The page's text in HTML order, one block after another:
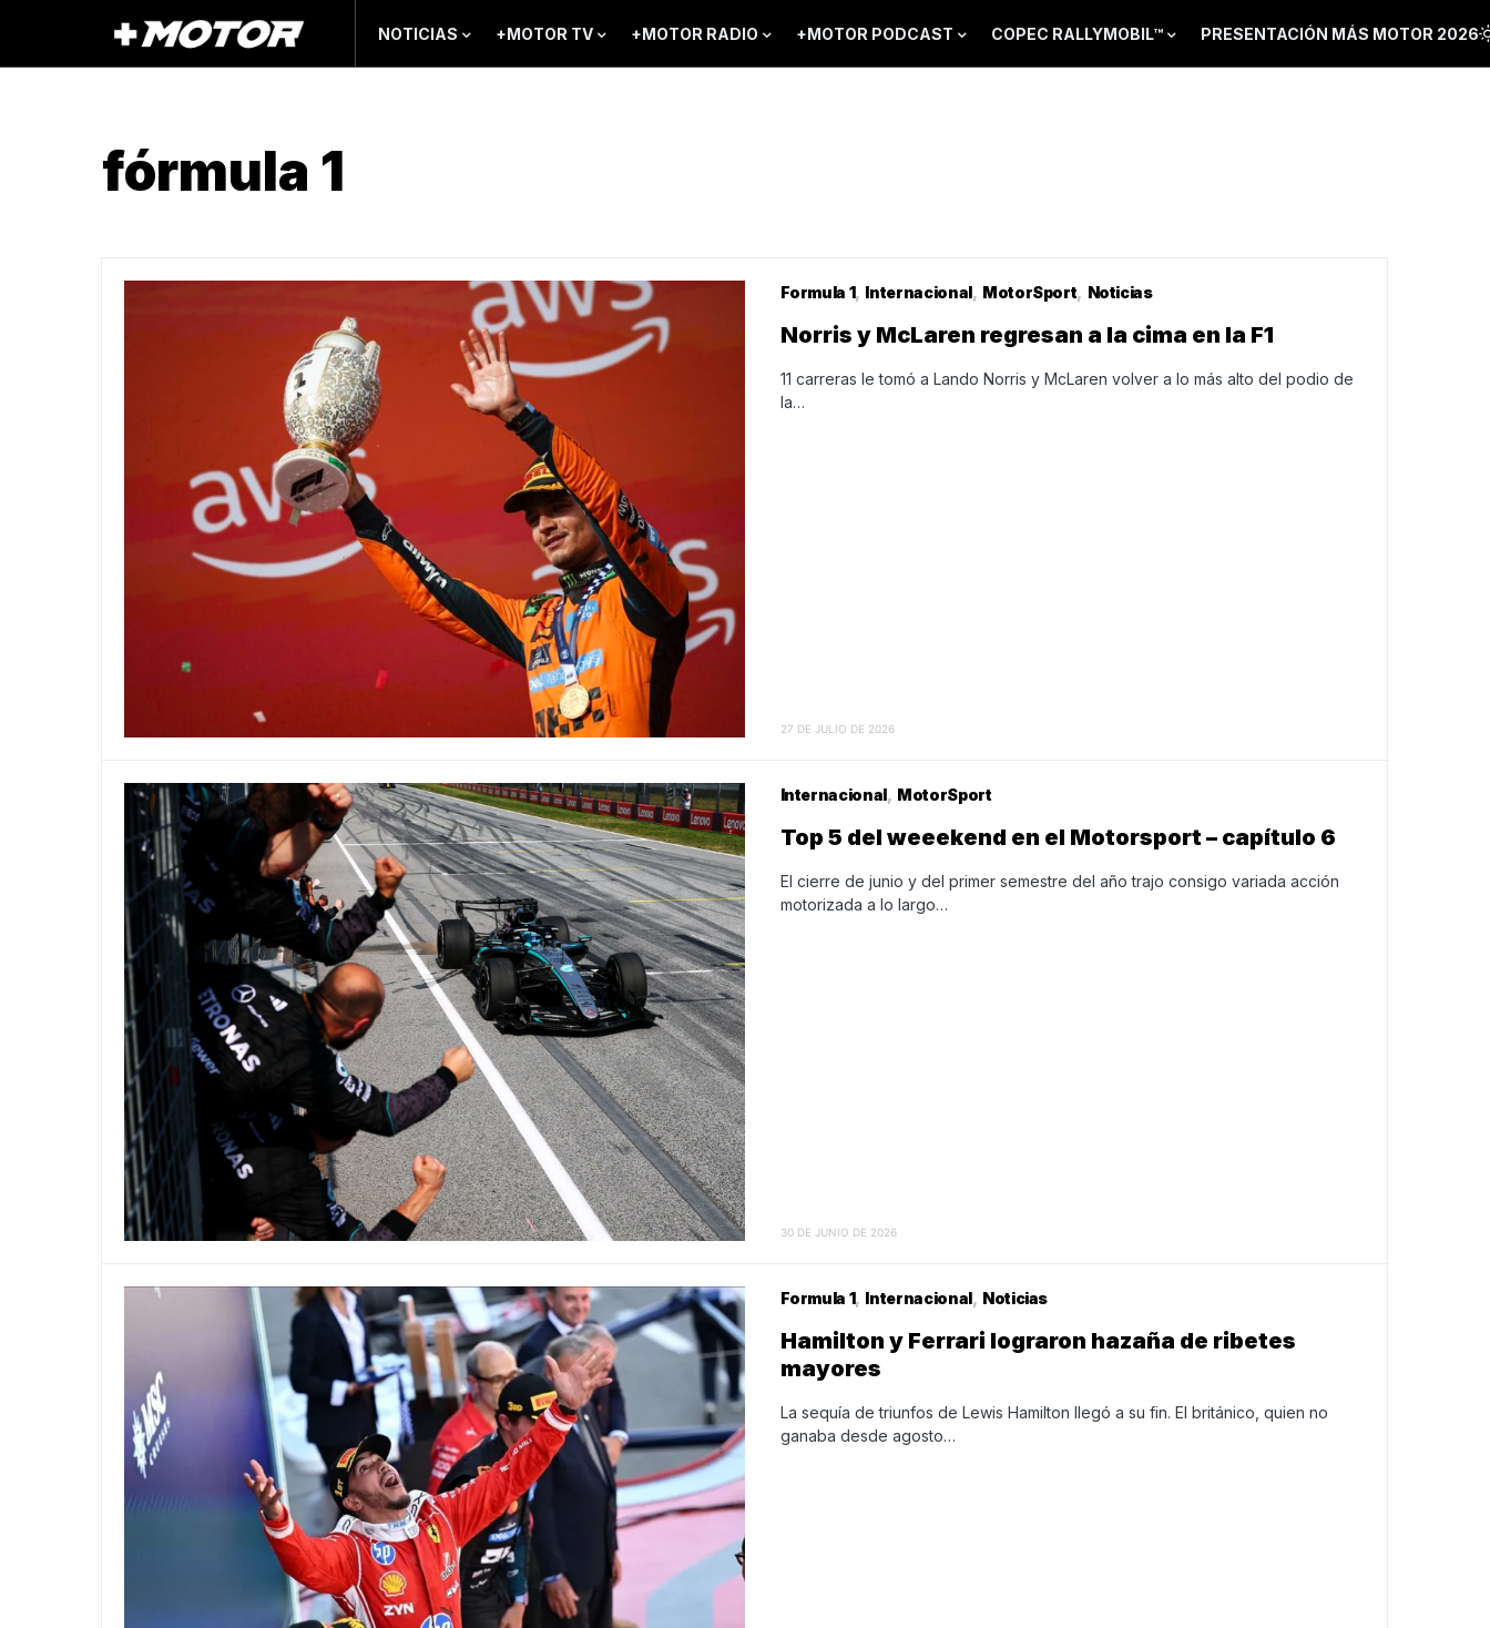
NOTICIAS +MOTOR TV +MOTOR RADIO +MOTOR PODCAST COPEC RALLYMOBIL™ PRESENTACIÓN MÁS MOTOR 2026
fórmula 1
Formula 1 Internacional MotorSport Noticias
Norris y McLaren regresan a la cima en la F1
11 carreras le tomó a Lando Norris y McLaren volver a lo más alto del podio de
la…
27 DE JULIO DE 2026
Internacional MotorSport
Top 5 del weeekend en el Motorsport – capítulo 6
El cierre de junio y del primer semestre del año trajo consigo variada acción
motorizada a lo largo…
30 DE JUNIO DE 2026
Formula 1 Internacional Noticias
Hamilton y Ferrari lograron hazaña de ribetes
mayores
La sequía de triunfos de Lewis Hamilton llegó a su fin. El británico, quien no
ganaba desde agosto…